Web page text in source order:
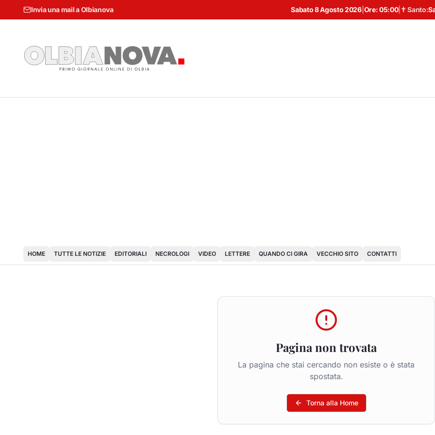
Invia una mail a Olbianova Sabato 8 Agosto 2026| Ore:05:00| ✝ Santo:
HOME TUTTE LE NOTIZIE EDITORIALI NECROLOGI VIDEO LETTERE QUANDO CI GIRA VECCHIO SITO CONTATTI
Pagina non trovata
La pagina che stai cercando non esiste o è stata
spostata.
Torna alla Home